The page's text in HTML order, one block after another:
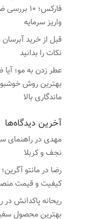
فارکس؛ ۱۰
واریز سرمایه
قبل از خرید
نکات را بدانید
عطر زدن به مو؛ آیا
بهترین روش خوشبو
ماندگاری بالا
آخرین دیدگاه‌ها
مهدی درراهنمای
نجف و کربلا
رضا درمانتو
کیفیت و قیمت
ریحانه پاکدانش در
بهترین محصول